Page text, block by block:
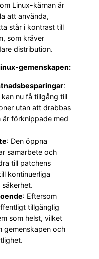
Linux-kärnan är
att använda,
står i kontrast till
som kräver
distribution.
gemenskapen:
:
nu få tillgång till
utan att drabbas
är förknippade med
: Den öppna
samarbete och
till patchens
kontinuerliga
: Eftersom
tillgänglig
som helst, vilket
gemenskapen och